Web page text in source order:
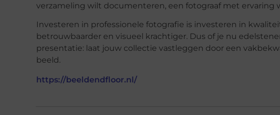
verzameling wilt documenteren, een fotograaf met
Investeren in professionele fotografie is investeren in
betrouwbaarder en visueel krachtiger. Dus of je nu
presentatie: laat jouw collectie vastleggen door een
beeld.
https://beeldendfloor.nl/